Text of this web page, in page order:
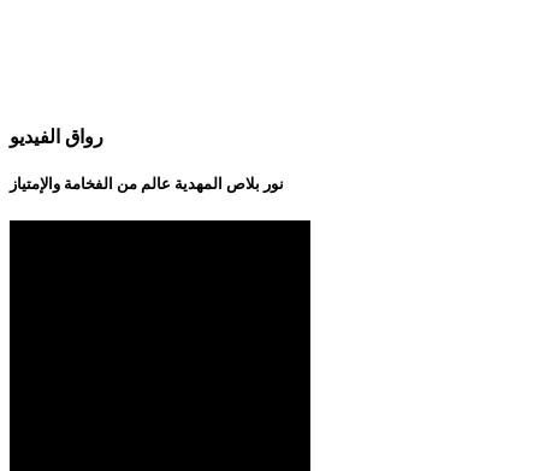
رواق الفيديو
نور بلاص المهدية عالم من الفخامة والإمتياز